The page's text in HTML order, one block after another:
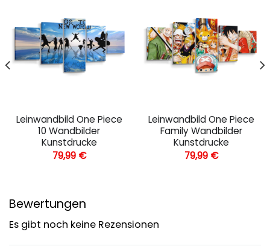
Leinwandbild One Piece
10 Wandbilder
Kunstdrucke
79,99 €
Leinwandbild One Piece
Family Wandbilder
Kunstdrucke
79,99 €
Bewertungen
Es gibt noch keine Rezensionen